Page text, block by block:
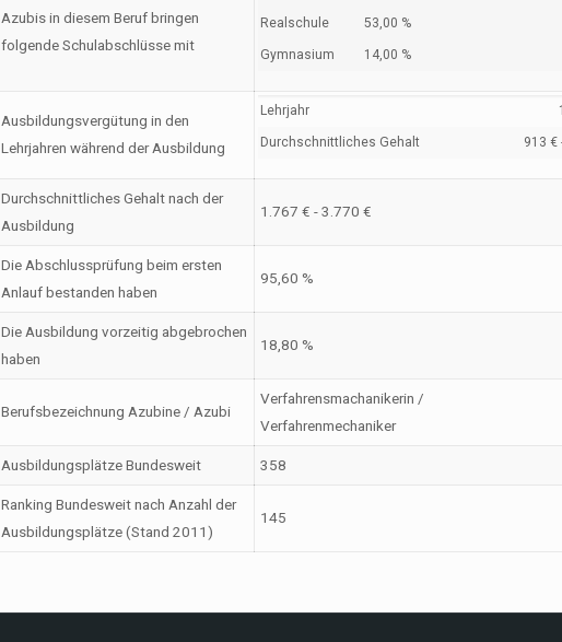
Azubis in diesem Beruf bringen
folgende Schulabschlüsse mit
Realschule 53,00 %
Gymnasium 14,00 %
Ausbildungsvergütung in den
Lehrjahren während der Ausbildung
Lehrjahr 1
Durchschnittliches Gehalt 913 €
Durchschnittliches Gehalt nach der
Ausbildung
1.767 € - 3.770 €
Die Abschlussprüfung beim ersten
Anlauf bestanden haben
95,60 %
Die Ausbildung vorzeitig abgebrochen
haben
18,80 %
Berufsbezeichnung Azubine / Azubi
Verfahrensmachanikerin /
Verfahrenmechaniker
Ausbildungsplätze Bundesweit 358
Ranking Bundesweit nach Anzahl der
Ausbildungsplätze (Stand 2011)
145